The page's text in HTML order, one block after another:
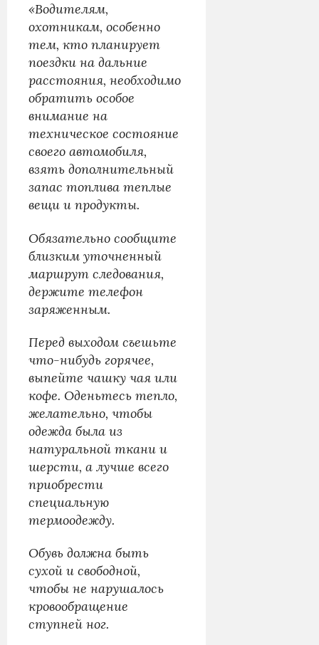
«Водителям,
охотникам, особенно
тем, кто планирует
поездки на дальние
расстояния, необходимо
обратить особое
внимание на
техническое состояние
своего автомобиля,
взять дополнительный
запас топлива теплые
вещи и продукты.
Обязательно сообщите
близким уточненный
маршрут следования,
держите телефон
заряженным.
Перед выходом съешьте
что-нибудь горячее,
выпейте чашку чая или
кофе. Оденьтесь тепло,
желательно, чтобы
одежда была из
натуральной ткани и
шерсти, а лучше всего
приобрести
специальную
термоодежду.
Обувь должна быть
сухой и свободной,
чтобы не нарушалось
кровообращение
ступней ног.